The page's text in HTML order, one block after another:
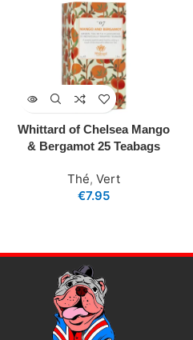
Whittard of Chelsea Mango
& Bergamot 25 Teabags
Thé, Vert
€7.95